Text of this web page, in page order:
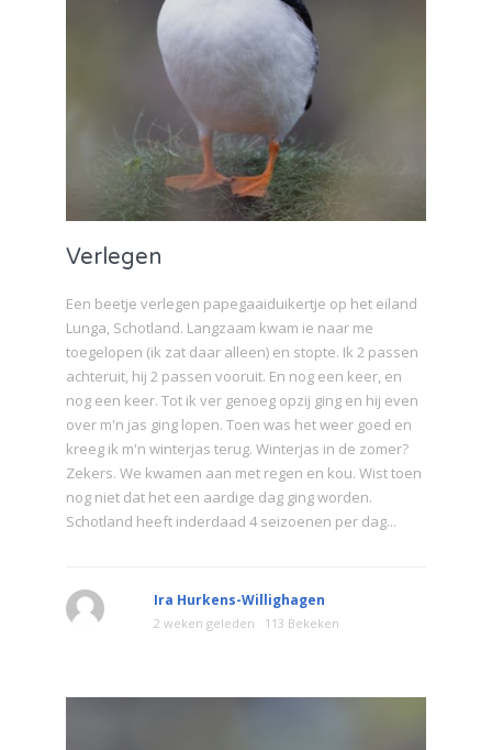
Verlegen
Een beetje verlegen papegaaiduikertje op het eiland
Lunga, Schotland. Langzaam kwam ie naar me
toegelopen (ik zat daar alleen) en stopte. Ik 2 passen
achteruit, hij 2 passen vooruit. En nog een keer, en
nog een keer. Tot ik ver genoeg opzij ging en hij even
over m'n jas ging lopen. Toen was het weer goed en
kreeg ik m'n winterjas terug. Winterjas in de zomer?
Zekers. We kwamen aan met regen en kou. Wist toen
nog niet dat het een aardige dag ging worden.
Schotland heeft inderdaad 4 seizoenen per dag...
Ira Hurkens-Willighagen
2 weken geleden 113 Bekeken